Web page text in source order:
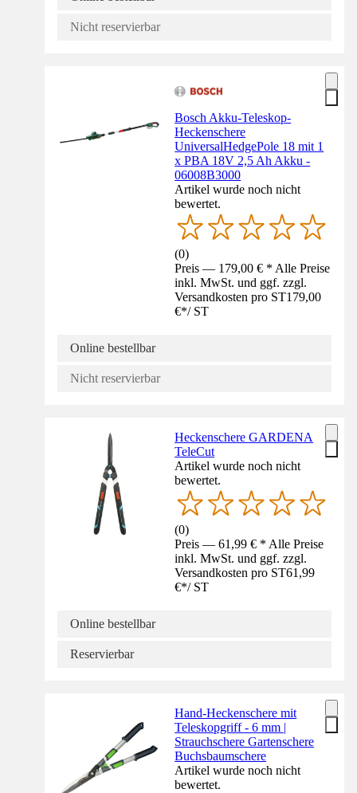
Nicht reservierbar
Bosch Akku-Teleskop-
Heckenschere
UniversalHedgePole 18 mit 1
x PBA 18V 2,5 Ah Akku -
06008B3000
Artikel wurde noch nicht
bewertet.
(0)
Preis — 179,00 € * Alle Preise
inkl. MwSt. und ggf. zzgl.
Versandkosten pro ST179,00
€*/ ST
Online bestellbar
Nicht reservierbar
Heckenschere GARDENA
TeleCut
Artikel wurde noch nicht
bewertet.
(0)
Preis — 61,99 € * Alle Preise
inkl. MwSt. und ggf. zzgl.
Versandkosten pro ST61,99
€*/ ST
Online bestellbar
Reservierbar
Hand-Heckenschere mit
Teleskopgriff - 6 mm |
Strauchschere Gartenschere
Buchsbaumschere
Artikel wurde noch nicht
bewertet.